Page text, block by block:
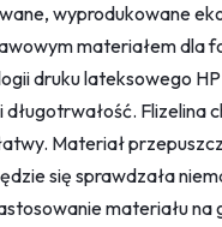
wyprodukowane
materiałem dla
druku lateksowego
Materiał
się sprawdzała
materiału